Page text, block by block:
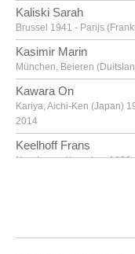
Kaliski Sarah
Brussel 1941 - Parijs
Kasimir Marin
München, Beieren
Kawara On
Kariya, Aichi-Ken (Japan)
2014
Keelhoff Frans
Neerharen / Lanaken 1820
Leeuwarden (Nederland)